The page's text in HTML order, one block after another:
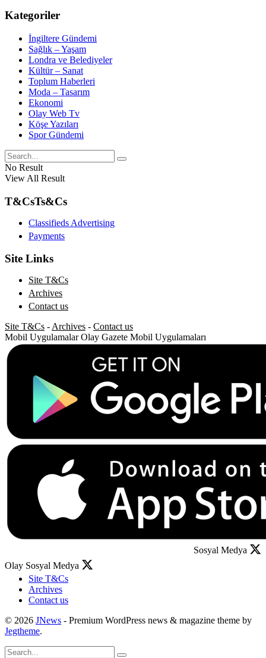
Kategoriler
İngiltere Gündemi
Sağlık – Yaşam
Londra ve Belediyeler
Kültür – Sanat
Toplum Haberleri
Moda – Tasarım
Ekonomi
Olay Web Tv
Köşe Yazıları
Spor Gündemi
No Result
View All Result
T&CsTs&Cs
Classifieds Advertising
Payments
Site Links
Site T&Cs
Archives
Contact us
Site T&Cs -Archives - Contact us
Mobil Uygulamalar Olay Gazete Mobil Uygulamaları
Sosyal Medya
Olay Sosyal Medya
Site T&Cs
Archives
Contact us
© 2026 JNews - Premium WordPress news & magazine theme by
Jegtheme.